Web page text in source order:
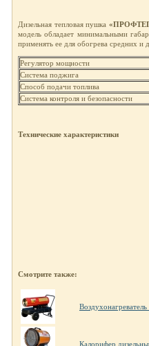
Дизельная тепловая пушка
модель обладает минимальными
применять ее для обогрева средних
Регулятор мощности
Система поджига
Способ подачи топлива
Система контроля и безопасности
Технические характеристики
Смотрите также:
Калорифер